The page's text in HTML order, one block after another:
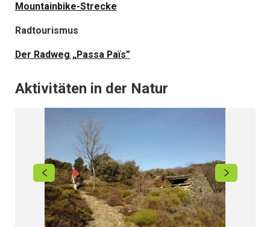
Mountainbike-Strecke
Radtourismus
Der Radweg „Passa Païs”
Aktivitäten in der Natur